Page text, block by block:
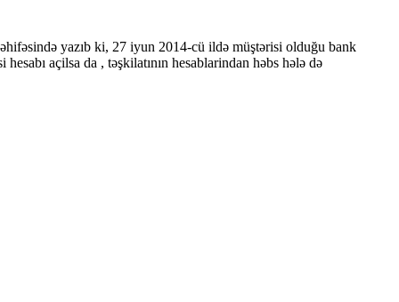
yazıb ki, 27 iyun 2014-cü ildə müştərisi olduğu bank
açilsa da , təşkilatının hesablarindan həbs hələ də